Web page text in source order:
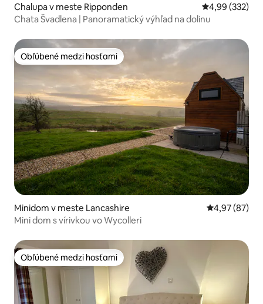
Chalupa v meste Ripponden Priemerné
4,99 (332)
Chata Švadlena | Panoramatický výhľad na dolinu
Obľúbené medzi hosťami
Obľúbené medzi hosťami
Minidom v meste Lancashire Priemerné
4,97 (87)
Mini dom s vírivkou vo Wycolleri
Obľúbené medzi hosťami
Obľúbené medzi hosťami